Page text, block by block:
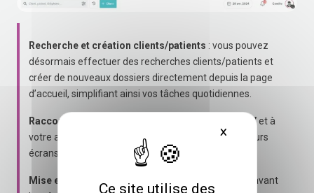
Ce site utilise des
X Masquer le
Recherche et création clients/patients : vous pouvez
désormais effectuer des recherches clients/patients et
créer de nouveaux dossiers directement depuis la page
d’accueil, simplifiant ainsi vos tâches quotidiennes.
Raccourci agenda en un clic, accédez à vos RDVet à
votre agenda, sans avoir à naviguer à travers plusieurs
écrans.
Mise en évidence des tâches
: nous avons mis en avant